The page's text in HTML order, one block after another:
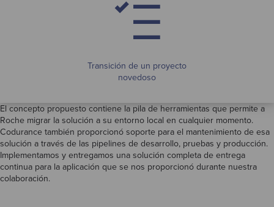
Transición de un proyecto
novedoso
El concepto propuesto contiene la pila de herramientas que permite a
Roche migrar la solución a su entorno local en cualquier momento.
Codurance también proporcionó soporte para el mantenimiento de esa
solución a través de las pipelines de desarrollo, pruebas y producción.
Implementamos y entregamos una solución completa de entrega
continua para la aplicación que se nos proporcionó durante nuestra
colaboración.